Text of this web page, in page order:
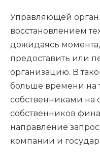
Управляющей
восстановлением
дожидаясь момента,
предоставить или
организацию. В
больше времени на
собственниками на
собственников
направление
компании и